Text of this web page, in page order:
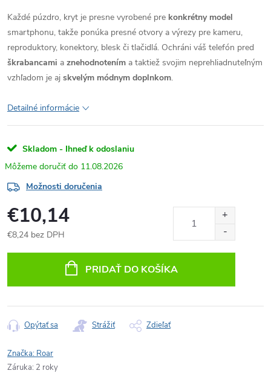
Každé púzdro, kryt je presne vyrobené pre konkrétny model
smartphonu, takže ponúka presné otvory a výrezy pre kameru,
reproduktory, konektory, blesk či tlačidlá. Ochráni váš telefón pred
škrabancami a znehodnotením a taktiež svojim neprehliadnuteľným
vzhľadom je aj skvelým módnym doplnkom.
Detailné informácie
Skladom - Ihneď k odoslaniu
11.08.2026
Možnosti doručenia
€10,14
€8,24 bez DPH
PRIDAŤ DO KOŠÍKA
Opýtať sa Strážiť Zdieľať
Značka: Roar
Záruka: 2 roky